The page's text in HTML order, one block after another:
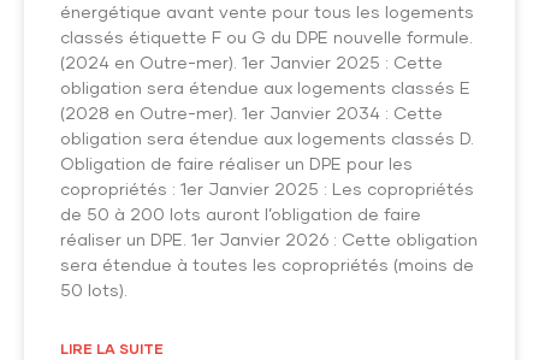
énergétique avant vente pour tous les logements
classés étiquette F ou G du DPE nouvelle formule.
(2024 en Outre-mer). 1er Janvier 2025 : Cette
obligation sera étendue aux logements classés E
(2028 en Outre-mer). 1er Janvier 2034 : Cette
obligation sera étendue aux logements classés D.
Obligation de faire réaliser un DPE pour les
copropriétés : 1er Janvier 2025 : Les copropriétés
de 50 à 200 lots auront l’obligation de faire
réaliser un DPE. 1er Janvier 2026 : Cette obligation
sera étendue à toutes les copropriétés (moins de
50 lots).
LIRE LA SUITE